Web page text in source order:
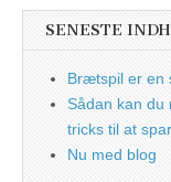
SENESTE
Brætspil er en
Sådan kan du
tricks til at
Nu med blog